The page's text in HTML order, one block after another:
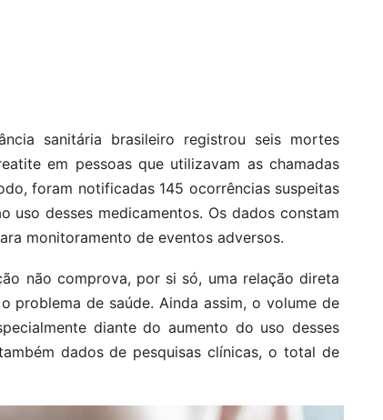
sanitária brasileiro registrou seis mortes
em pessoas que utilizavam as chamadas
foram notificadas 145 ocorrências suspeitas
uso desses medicamentos. Os dados constam
monitoramento de eventos adversos.
não comprova, por si só, uma relação direta
problema de saúde. Ainda assim, o volume de
diante do aumento do uso desses
dados de pesquisas clínicas, o total de